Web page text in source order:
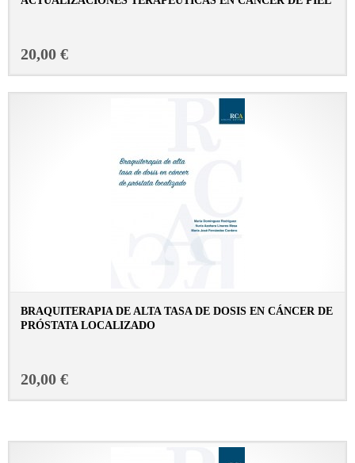
20,00 €
BRAQUITERAPIA DE ALTA TASA DE DOSIS EN CÁNCER DE
PRÓSTATA LOCALIZADO
20,00 €